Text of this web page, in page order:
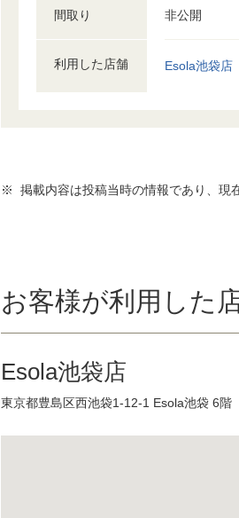
間取り 非公開
利用した店舗 Esola池袋店
※ 掲載内容は投稿当時の情報であり、現
お客様が利用した
Esola池袋店
東京都豊島区西池袋1-12-1 Esola池袋 6階